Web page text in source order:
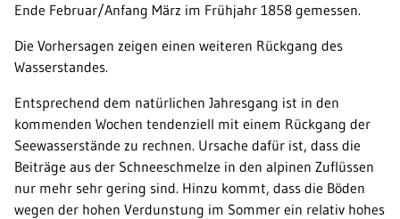
Ende Februar/Anfang März im Frühjahr 1858 gemessen.
Die Vorhersagen zeigen einen weiteren Rückgang des
Wasserstandes.
Entsprechend dem natürlichen Jahresgang ist in den
kommenden Wochen tendenziell mit einem Rückgang der
Seewasserstände zu rechnen. Ursache dafür ist, dass die
Beiträge aus der Schneeschmelze in den alpinen Zuflüssen
nur mehr sehr gering sind. Hinzu kommt, dass die Böden
wegen der hohen Verdunstung im Sommer ein relativ hohes